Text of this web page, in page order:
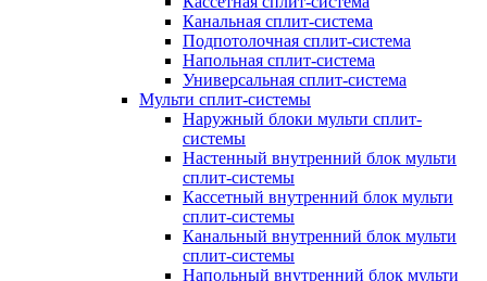
Канальная сплит-система
Подпотолочная сплит-система
Напольная сплит-система
Универсальная сплит-система
Мульти сплит-системы
Наружный блоки мульти сплит-
системы
Настенный внутренний блок мульти
сплит-системы
Кассетный внутренний блок мульти
сплит-системы
Канальный внутренний блок мульти
сплит-системы
Напольный внутренний блок мульти